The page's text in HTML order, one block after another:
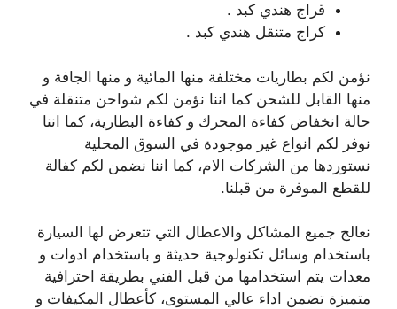
قراج هندي كبد .
كراج متنقل هندي كبد .
نؤمن لكم بطاريات مختلفة منها المائية و منها الجافة و
منها القابل للشحن كما اننا نؤمن لكم شواحن متنقلة في
حالة انخفاض كفاءة المحرك و كفاءة البطارية، كما اننا
نوفر لكم انواع غير موجودة في السوق المحلية
نستوردها من الشركات الام، كما اننا نضمن لكم كفالة
للقطع الموفرة من قبلنا.
نعالج جميع المشاكل والاعطال التي تتعرض لها السيارة
باستخدام وسائل تكنولوجية حديثة و باستخدام ادوات و
معدات يتم استخدامها من قبل الفني بطريقة احترافية
متميزة تضمن اداء عالي المستوى، كأعطال المكيفات و